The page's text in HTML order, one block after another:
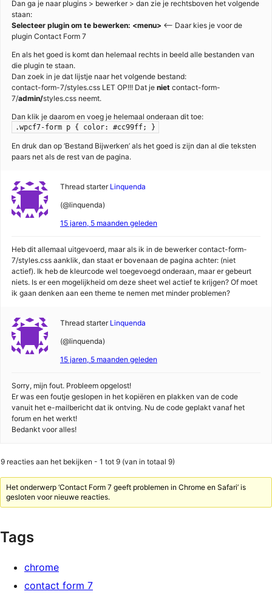
Dan ga je naar plugins > bewerker > dan zie je rechtsboven het volgende
staan:
Selecteer plugin om te bewerken: <menu> <– Daar kies je voor de
plugin Contact Form 7
En als het goed is komt dan helemaal rechts in beeld alle bestanden van
die plugin te staan.
Dan zoek in je dat lijstje naar het volgende bestand:
contact-form-7/styles.css LET OP!!! Dat je niet contact-form-
7/admin/styles.css neemt.
Dan klik je daarom en voeg je helemaal onderaan dit toe:
.wpcf7-form p { color: #cc99ff; }
En druk dan op ‘Bestand Bijwerken’ als het goed is zijn dan al die teksten
paars net als de rest van de pagina.
Thread starter Linquenda
(@linquenda)
15 jaren, 5 maanden geleden
Heb dit allemaal uitgevoerd, maar als ik in de bewerker contact-form-
7/styles.css aanklik, dan staat er bovenaan de pagina achter: (niet
actief). Ik heb de kleurcode wel toegevoegd onderaan, maar er gebeurt
niets. Is er een mogelijkheid om deze sheet wel actief te krijgen? Of moet
ik gaan denken aan een theme te nemen met minder problemen?
Thread starter Linquenda
(@linquenda)
15 jaren, 5 maanden geleden
Sorry, mijn fout. Probleem opgelost!
Er was een foutje geslopen in het kopiëren en plakken van de code
vanuit het e-mailbericht dat ik ontving. Nu de code geplakt vanaf het
forum en het werkt!
Bedankt voor alles!
9 reacties aan het bekijken - 1 tot 9 (van in totaal 9)
Het onderwerp ‘Contact Form 7 geeft problemen in Chrome en Safari’ is
gesloten voor nieuwe reacties.
Tags
chrome
contact form 7